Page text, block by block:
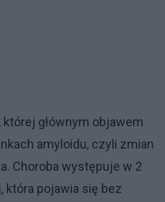
której głównym objawem
amyloidu, czyli zmian
Choroba występuje w 2
, która pojawia się bez